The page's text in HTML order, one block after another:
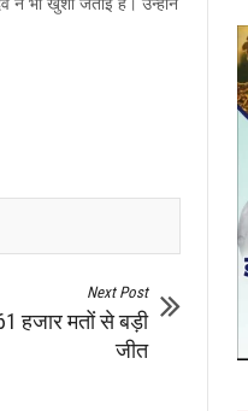
Next Post
हजार मतों से बड़ी
जीत